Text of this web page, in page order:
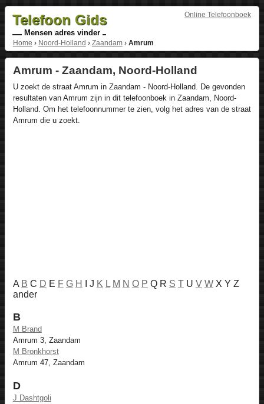
Online Telefoonboek
Telefoon Gids
Mensen adres vinder
Home › Noord-Holland › Zaandam› Amrum
Amrum - Zaandam, Noord-Holland
U zoekt de straat Amrum in Zaandam - Noord-Holland. De gevonden
resultaten van Amrum zijn in dit telefoonboek in Zaandam, Noord-
Holland. Om het telefoonnummer te zien, volg het adres van de straat
Amrum die u zoekt.
A B C D E F G H I J K L M N O P Q R S T U V WX Y Z
ander
B
M Brand
Amrum 3, Zaandam
M Bronkhorst
Amrum 47, Zaandam
D
J Dashtgoli